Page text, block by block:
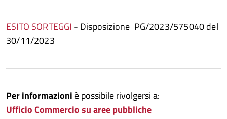
ESITO SORTEGGI - Disposizione PG/2023/575040 del
30/11/2023
Per informazioni è possibile rivolgersi a:
Ufficio Commercio su aree pubbliche